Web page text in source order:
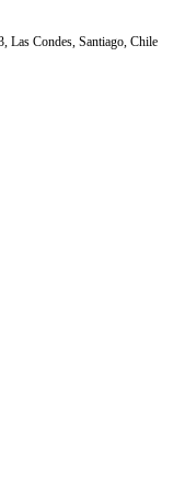
Las Condes, Santiago, Chile